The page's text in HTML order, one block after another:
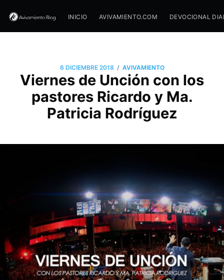
INICIO AVIVAMIENTO.COM DEVOCIONAL
6 DICIEMBRE 2018 / AVIVAMIENTO
Viernes de Unción con los
pastores Ricardo y Ma.
Patricia Rodríguez